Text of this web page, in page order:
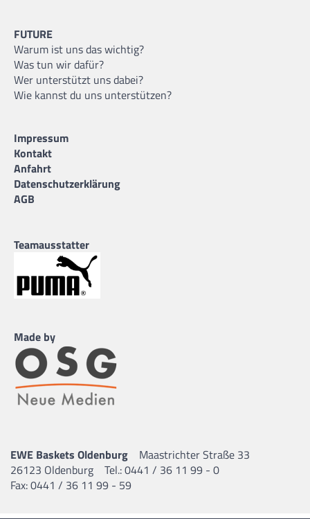
FUTURE
Warum ist uns das wichtig?
Was tun wir dafür?
Wer unterstützt uns dabei?
Wie kannst du uns unterstützen?
Impressum
Kontakt
Anfahrt
Datenschutzerklärung
AGB
Teamausstatter
Made by
EWE Baskets Oldenburg
Maastrichter Straße 33
26123 Oldenburg
Tel.: 0441 / 36 11 99 - 0
Fax: 0441 / 36 11 99 - 59